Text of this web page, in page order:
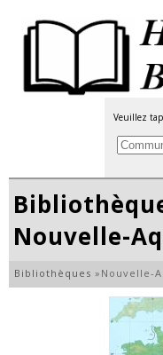
Veuillez
Nouvelle-
Bibliothèques » Nouvelle-